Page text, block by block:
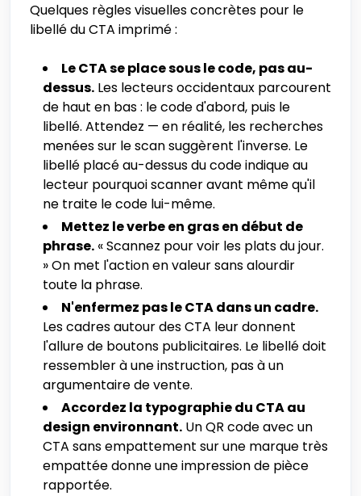
Quelques règles visuelles concrètes pour le
libellé du CTA imprimé :
Le CTA se place sous le code, pas au-
dessus. Les lecteurs occidentaux parcourent
de haut en bas : le code d'abord, puis le
libellé. Attendez — en réalité, les recherches
menées sur le scan suggèrent l'inverse. Le
libellé placé au-dessus du code indique au
lecteur pourquoi scanner avant même qu'il
ne traite le code lui-même.
Mettez le verbe en gras en début de
phrase. « Scannez pour voir les plats du jour.
» On met l'action en valeur sans alourdir
toute la phrase.
N'enfermez pas le CTA dans un cadre.
Les cadres autour des CTA leur donnent
l'allure de boutons publicitaires. Le libellé doit
ressembler à une instruction, pas à un
argumentaire de vente.
Accordez la typographie du CTA au
design environnant. Un QR code avec un
CTA sans empattement sur une marque très
empattée donne une impression de pièce
rapportée.